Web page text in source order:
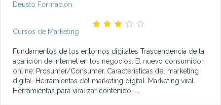
Deusto Formación
Cursos de Marketing
Fundamentos de los entornos digitales Trascendencia de la
aparición de Internet en los negocios. El nuevo consumidor
online: Prosumer/Consumer. Características del marketing
digital. Herramientas del marketing digital. Marketing viral.
Herramientas para viralizar contenido. ...